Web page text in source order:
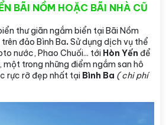
BÃI NỒM HOẶC BÃI NHÀ CŨ
thư giãn ngắm biển tại Bãi Nồm
đảo Bình Ba. Sử dụng dịch vụ thể
nước, Phao Chuối... tới Hòn Yến để
một trong những điểm ngắm san hô
rực rỡ đẹp nhất tại Bình Ba ( chi phí